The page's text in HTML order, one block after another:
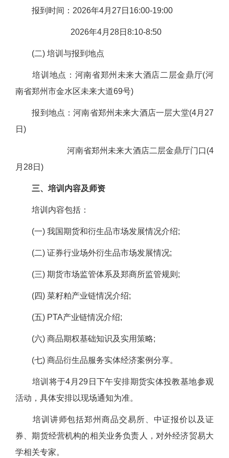
报到时间：2026年4月 27 日 16:00-19:00
2026年4月28日8:10-8:50
(二) 培训与报到地点
培训地点： 河南省郑州未来大酒店二 层金鼎厅(河
南省郑州市金水区未来大道69号)
报到地点：河南省郑州未来大酒店一层大堂(4月27
日 )
河南省郑州未来大酒店二 层金鼎厅门口(4
月28日)
三、培训内容及师资
培训内容包括：
(一) 我国期货和衍生品市场发展情况介绍;
(二) 证券行业场外衍生品市场发展情况;
(三) 期货市场监管体系及郑商所监管规则;
(四) 菜籽粕产业链情况介绍;
(五) PTA产业链情况介绍;
(六) 商品期权基础知识及实用策略;
(七) 商品衍生品服务实体经济案例分享。
培训将于4月29日下午安排期货实体投教基地参观
活动，具体安排以现场通知为准。
培训讲师包括郑州商品交易所、中证报价以及证
券、期货经营机构的相关业务负责人，对外经济贸易大
学相关专家。